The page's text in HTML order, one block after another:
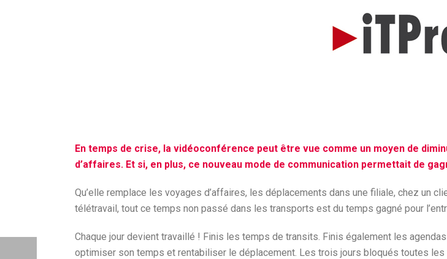
En temps de crise, la vidéoconférence peut être vue comme un moyen de
d’affaires. Et si, en plus, ce nouveau mode de communication permettait de
Qu’elle remplace les voyages d’affaires, les déplacements dans une filiale, chez un
télétravail, tout ce temps non passé dans les transports est du temps gagné pour
Chaque jour devient travaillé ! Finis les temps de transits. Finis également les
optimiser son temps et rentabiliser le déplacement. Les trois jours bloqués toutes